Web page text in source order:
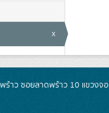
x
ร้าว ซอยลาดพร้าว 10 แขวง